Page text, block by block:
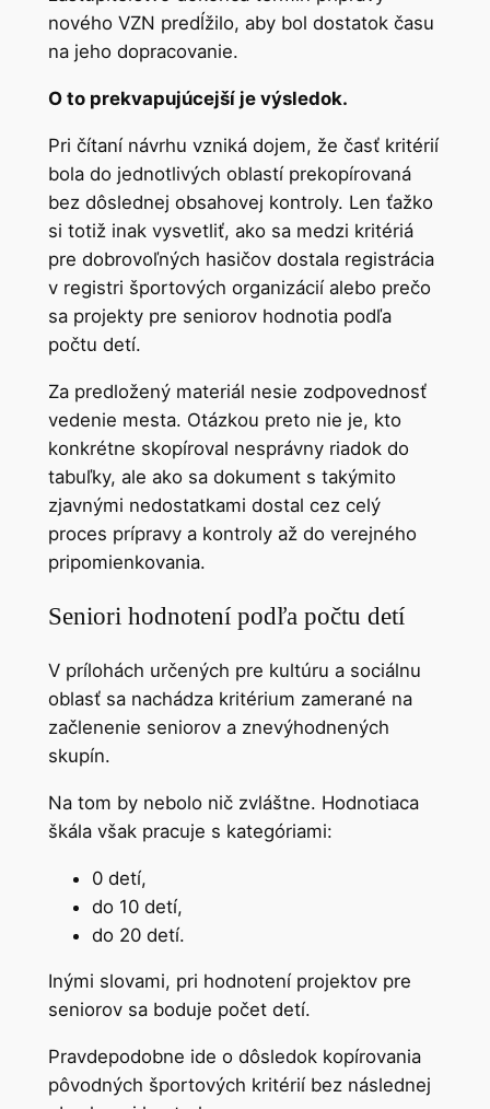
nového VZN predĺžilo, aby bol dostatok času
na jeho dopracovanie.
O to prekvapujúcejší je výsledok.
Pri čítaní návrhu vzniká dojem, že časť kritérií
bola do jednotlivých oblastí prekopírovaná
bez dôslednej obsahovej kontroly. Len ťažko
si totiž inak vysvetliť, ako sa medzi kritériá
pre dobrovoľných hasičov dostala registrácia
v registri športových organizácií alebo prečo
sa projekty pre seniorov hodnotia podľa
počtu detí.
Za predložený materiál nesie zodpovednosť
vedenie mesta. Otázkou preto nie je, kto
konkrétne skopíroval nesprávny riadok do
tabuľky, ale ako sa dokument s takýmito
zjavnými nedostatkami dostal cez celý
proces prípravy a kontroly až do verejného
pripomienkovania.
Seniori hodnotení podľa počtu detí
V prílohách určených pre kultúru a sociálnu
oblasť sa nachádza kritérium zamerané na
začlenenie seniorov a znevýhodnených
skupín.
Na tom by nebolo nič zvláštne. Hodnotiaca
škála však pracuje s kategóriami:
0 detí,
do 10 detí,
do 20 detí.
Inými slovami, pri hodnotení projektov pre
seniorov sa boduje počet detí.
Pravdepodobne ide o dôsledok kopírovania
pôvodných športových kritérií bez následnej